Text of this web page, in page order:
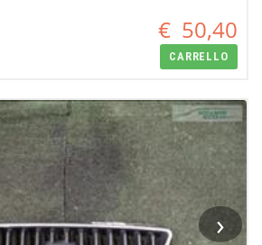
€ 50,40
CARRELLO
›